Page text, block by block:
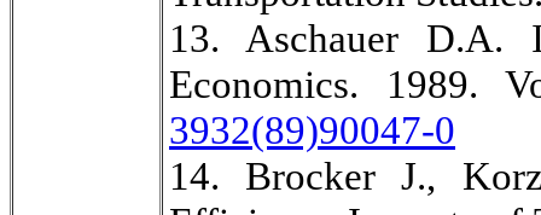
13. Aschauer D.A.
Economics. 1989.
3932(89)90047-0
14. Brocker J.,